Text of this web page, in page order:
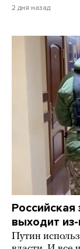
2 дня назад
выходит
Путин